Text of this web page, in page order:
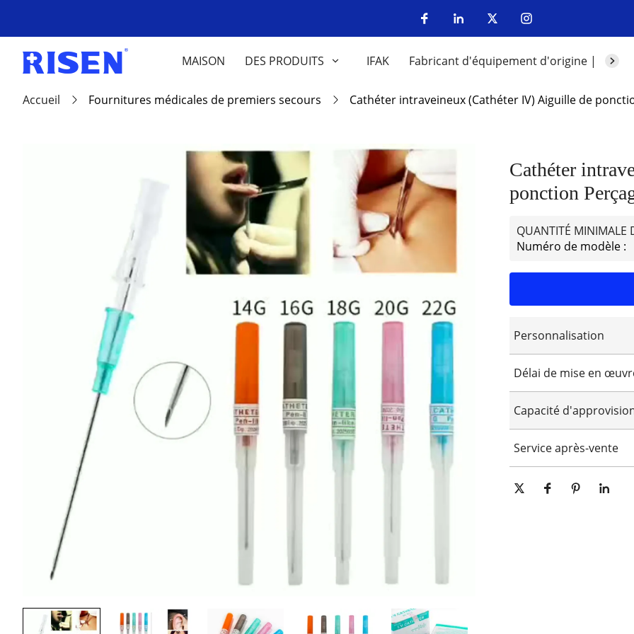
MAISON DES PRODUITS IFAK Fabricant d'équipement d'origine |
Accueil Fournitures médicales de premiers secours Cathéter intraveineux (Cathéter IV) Aiguille de
Cathéter
ponction
QUANTITÉ MINIMALE
Numéro de modèle :
Personnalisation
Emballage personnalisé
Délai de mise en
Capacité
Service après-vente